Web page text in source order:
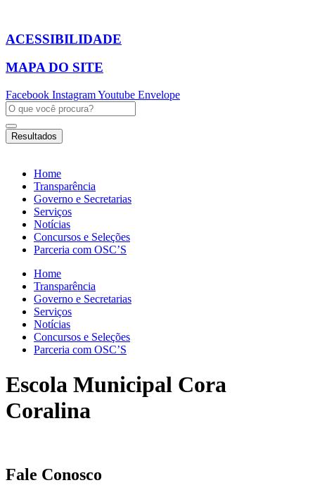
o
conteúdo
ACESSIBILIDADE
MAPA DO SITE
Facebook InstagramYoutube Envelope
Pesquisar
...
Resultados
Home
Transparência
Governo e Secretarias
Serviços
Notícias
Concursos e Seleções
Parceria com OSC’S
Home
Transparência
Governo e Secretarias
Serviços
Notícias
Concursos e Seleções
Parceria com OSC’S
Escola Municipal Cora
Coralina
Fale Conosco